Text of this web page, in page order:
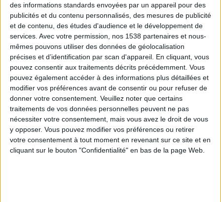
des informations standards envoyées par un appareil pour des
publicités et du contenu personnalisés, des mesures de publicité
et de contenu, des études d'audience et le développement de
services. Avec votre permission, nos 1538 partenaires et nous-
mêmes pouvons utiliser des données de géolocalisation
précises et d’identification par scan d'appareil. En cliquant, vous
pouvez consentir aux traitements décrits précédemment. Vous
pouvez également accéder à des informations plus détaillées et
modifier vos préférences avant de consentir ou pour refuser de
donner votre consentement. Veuillez noter que certains
traitements de vos données personnelles peuvent ne pas
nécessiter votre consentement, mais vous avez le droit de vous
y opposer. Vous pouvez modifier vos préférences ou retirer
votre consentement à tout moment en revenant sur ce site et en
cliquant sur le bouton "Confidentialité" en bas de la page Web.
Je pense que ma prise de poids était un moyen
involontaire de le rassurer,et moi de me perdre.
Attention, je n'ai jamais été un canon de beauté mais
juste potable, mais je sentais malgré tout que je ne
devais pas donner l'impression à mon homme que je
voulais me faire belle (pour chercher un autre
mari/amant)...
A un certain moment, je me suis sentie très mal.
J'avais le dos en compote, des jambes lourdes, des
maux de tête, une tension artérielle à 15,6, etc. Ces